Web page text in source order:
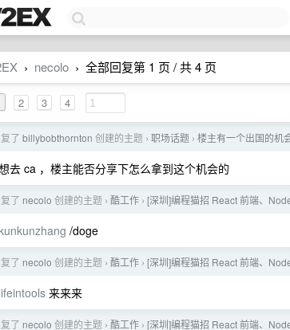
› necolo › 全部回复第 1 页 / 共 4 页
2 3 4
了 billybobthornton 创建的主题 › 职场话题 › 楼主有一个出国的机
去 ca ，楼主能否分享下怎么拿到这个机会的
了 necolo 创建的主题 › 酷工作 › [深圳]编程猫招 React 前端、
/doge
了 necolo 创建的主题 › 酷工作 › [深圳]编程猫招 React 前端、
lifeintools 来来来
了 necolo 创建的主题 › 酷工作 › [深圳]编程猫招 React 前端、